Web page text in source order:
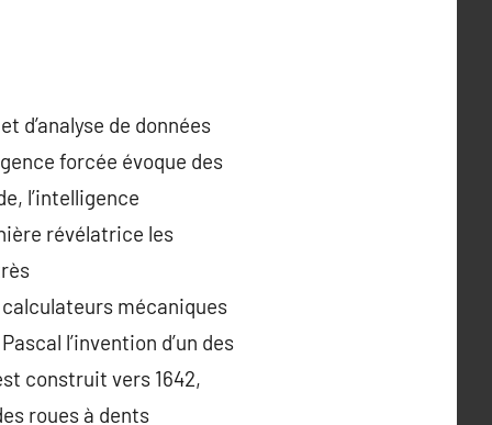
d’analyse de données
forcée évoque des
l’intelligence
révélatrice les
mécaniques
l’invention d’un des
construit vers 1642,
roues à dents